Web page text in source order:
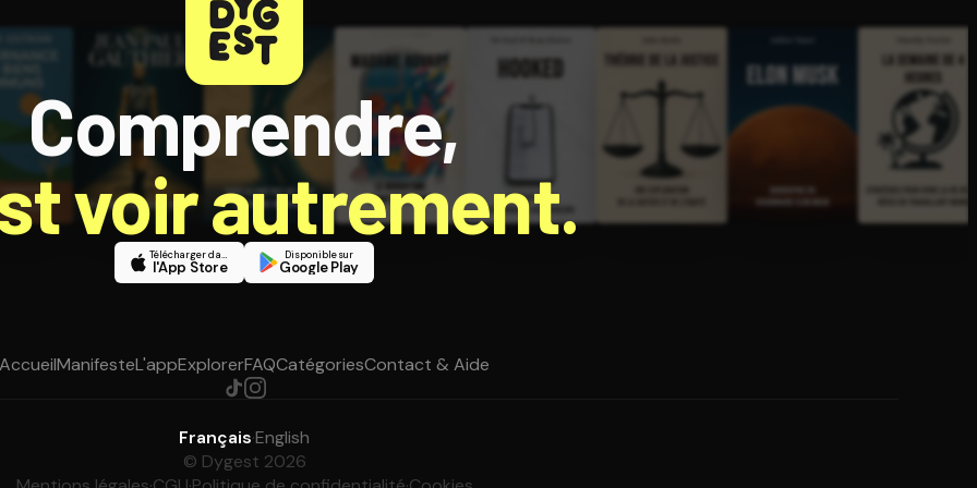
Comprendre,
voir autrement.
Télécharger dans
l'App Store
Disponible sur
Google Play
AccueilManifesteL'appExplorerFAQCatégoriesContact & Aide
Français·English
© Dygest 2026